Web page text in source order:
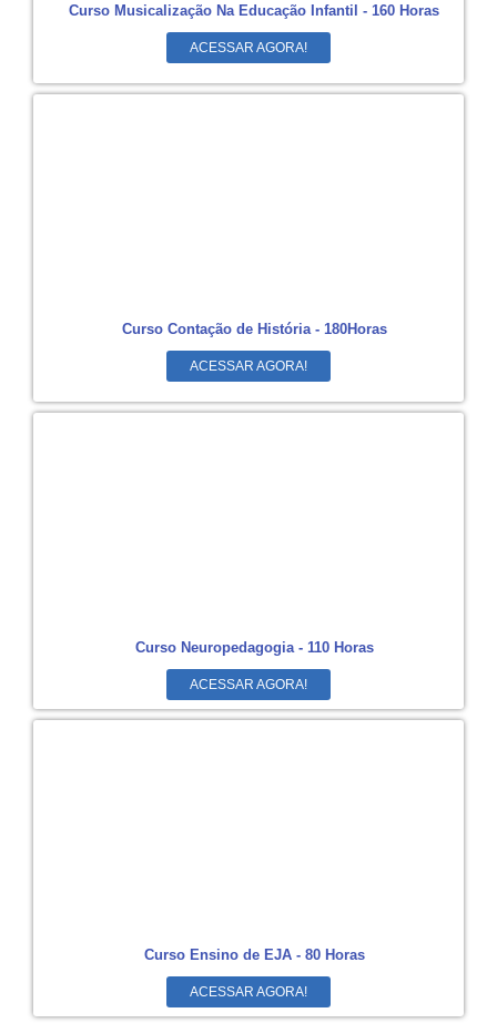
Curso Musicalização Na Educação Infantil - 160 Horas
ACESSAR AGORA!
Curso Contação de História - 180Horas
ACESSAR AGORA!
Curso Neuropedagogia - 110 Horas
ACESSAR AGORA!
Curso Ensino de EJA - 80 Horas
ACESSAR AGORA!